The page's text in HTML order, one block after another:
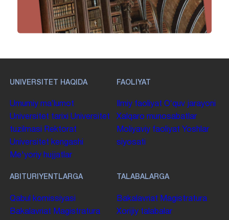
UNIVERSITET HAQIDA
Umumiy maʼlumot
Universitet tarixi Universitet
tuzilmasi
Rektorat
Universitet kengashi
Me'yoriy hujjatlar
FAOLIYAT
Ilmiy faoliyat Oʻquv jarayoni
Xalqaro munosabatlar
Moliyaviy faoliyat Yoshlar
siyosati
ABITURIYENTLARGA
Qabul komissiyasi
Bakalavriat Magistratura
TALABALARGA
Bakalavriat Magistratura
Xorijiy talabalar